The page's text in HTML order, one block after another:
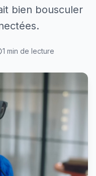
bien bousculer
1 min de lecture